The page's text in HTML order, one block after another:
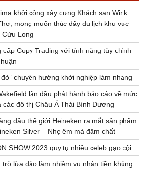
khởi công xây dựng Khách sạn Wink
mong muốn thúc đẩy du lịch khu vực
Cửu Long
cấp Copy Trading với tính năng tùy chỉnh
đò” chuyển hướng khởi nghiệp làm nhang
lần đầu phát hành báo cáo về mức
các đô thị Châu Á Thái Bình Dương
đầu thế giới Heineken ra mắt sản phẩm
Silver – Nhẹ êm mà đậm chất
SHOW 2023 quy tụ nhiều celeb gạo cội
trò lừa đảo làm nhiệm vụ nhận tiền khủng